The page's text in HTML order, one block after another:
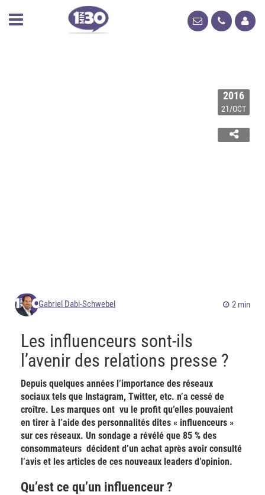
2016
21/OCT
Gabriel Dabi-Schwebel 2 min
Les influenceurs sont-ils
l’avenir des relations presse ?
Depuis quelques années l’importance des réseaux
sociaux tels que Instagram, Twitter, etc. n’a cessé de
croître. Les marques ont vu le profit qu’elles pouvaient
en tirer à l’aide des personnalités dites « influenceurs »
sur ces réseaux. Un sondage a révélé que 85 % des
consommateurs décident d’un achat après avoir consulté
l’avis et les articles de ces nouveaux leaders d’opinion.
Qu’est ce qu’un influenceur ?